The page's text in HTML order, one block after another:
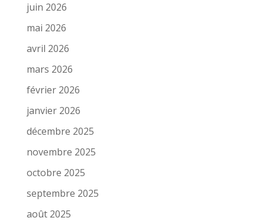
juin 2026
mai 2026
avril 2026
mars 2026
février 2026
janvier 2026
décembre 2025
novembre 2025
octobre 2025
septembre 2025
août 2025